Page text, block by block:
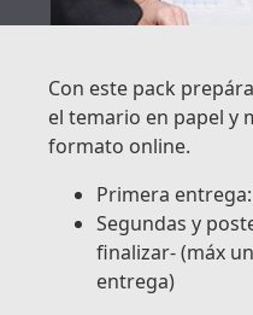
Con este pack
el temario en papel y
formato online.
Primera
Segundas y
finalizar- (máx
entrega)